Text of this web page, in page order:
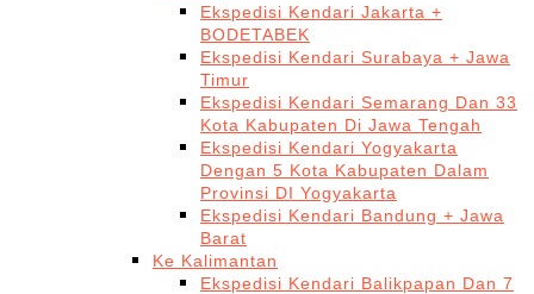
Ekspedisi Kendari Jakarta +
BODETABEK
Ekspedisi Kendari Surabaya + Jawa
Timur
Ekspedisi Kendari Semarang Dan 33
Kota Kabupaten Di Jawa Tengah
Ekspedisi Kendari Yogyakarta
Dengan 5 Kota Kabupaten Dalam
Provinsi DI Yogyakarta
Ekspedisi Kendari Bandung + Jawa
Barat
Ke Kalimantan
Ekspedisi Kendari Balikpapan Dan 7